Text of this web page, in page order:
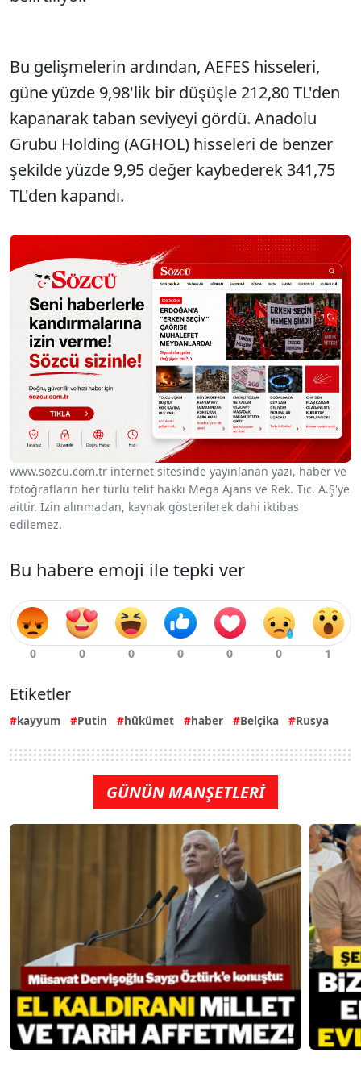
Bu gelişmelerin ardından, AEFES hisseleri,
güne yüzde 9,98'lik bir düşüşle 212,80 TL'den
kapanarak taban seviyeyi gördü. Anadolu
Grubu Holding (AGHOL) hisseleri de benzer
şekilde yüzde 9,95 değer kaybederek 341,75
TL'den kapandı.
www.sozcu.com.tr internet sitesinde yayınlanan yazı, haber ve
fotoğrafların her türlü telif hakkı Mega Ajans ve Rek. Tic. A.Ş'ye
aittir. İzin alınmadan, kaynak gösterilerek dahi iktibas
edilemez.
Bu habere emoji ile tepki ver
Etiketler
kayyum Putin hükümet haber Belçika Rusya
GÜNÜN MANŞETLERİ